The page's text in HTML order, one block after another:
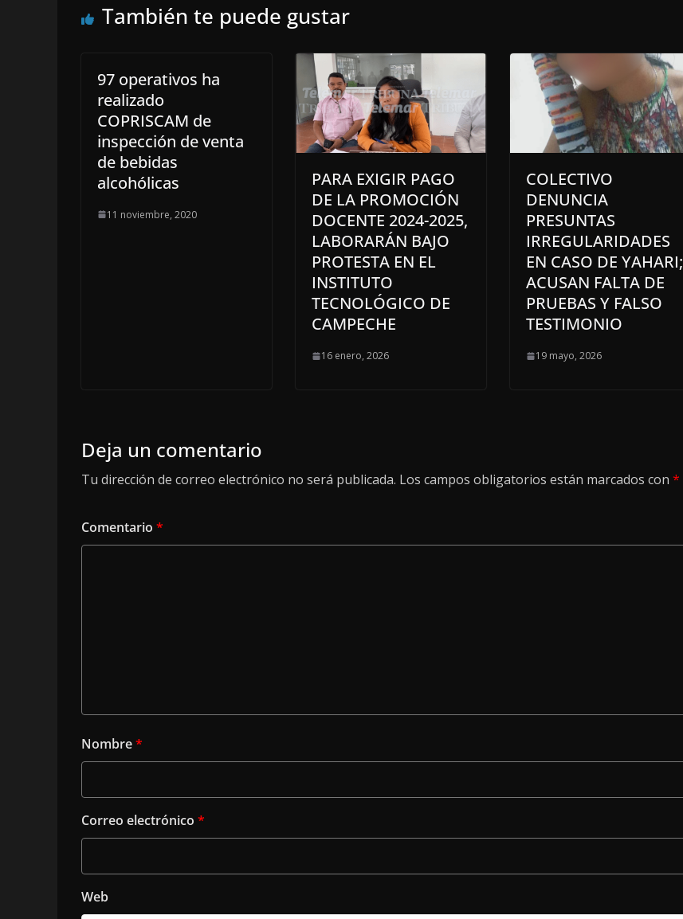
También te puede gustar
97 operativos ha
realizado
COPRISCAM de
inspección de venta
de bebidas
alcohólicas
11 noviembre, 2020
PARA EXIGIR PAGO
DE LA PROMOCIÓN
DOCENTE 2024-2025,
LABORARÁN BAJO
PROTESTA EN EL
INSTITUTO
TECNOLÓGICO DE
CAMPECHE
16 enero, 2026
COLECTIVO
DENUNCIA
PRESUNTAS
IRREGULARIDADES
EN CASO DE YAHARI;
ACUSAN FALTA DE
PRUEBAS Y FALSO
TESTIMONIO
19 mayo, 2026
Deja un comentario
Tu dirección de correo electrónico no será publicada. Los campos obligatorios están marcados con *
Comentario *
Nombre*
Correo electrónico *
Web